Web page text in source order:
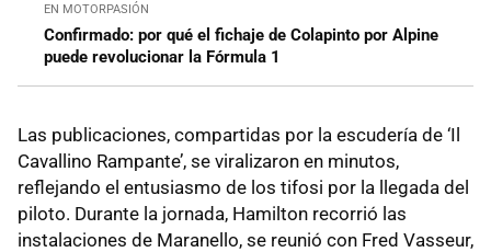
EN MOTORPASIÓN
Confirmado: por qué el fichaje de Colapinto por Alpine
puede revolucionar la Fórmula 1
Las publicaciones, compartidas por la escudería de ‘Il
Cavallino Rampante’, se viralizaron en minutos,
reflejando el entusiasmo de los tifosi por la llegada del
piloto. Durante la jornada, Hamilton recorrió las
instalaciones de Maranello, se reunió con Fred Vasseur,